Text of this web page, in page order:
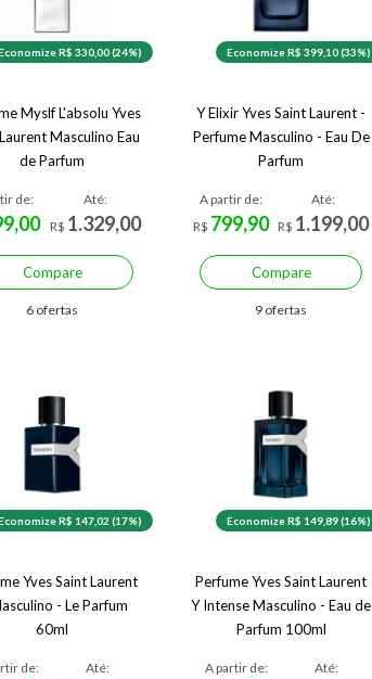
R$ 330,00 (24%)
Myslf L'absolu Yves
Masculino Eau
de Parfum
de:
Até:
R$ 1.329,00
Compare
6 ofertas
Economize R$ 399,10 (33%)
Y Elixir Yves Saint Laurent -
Perfume Masculino - Eau De
Parfum
A partir de:
R$ 799,90
Até:
R$ 1.199,00
Compare
9 ofertas
R$ 147,02 (17%)
Yves Saint Laurent
- Le Parfum
60ml
de:
Até:
Economize R$ 149,89 (16%)
Perfume Yves Saint Laurent
Y Intense Masculino - Eau de
Parfum 100ml
A partir de:
Até: